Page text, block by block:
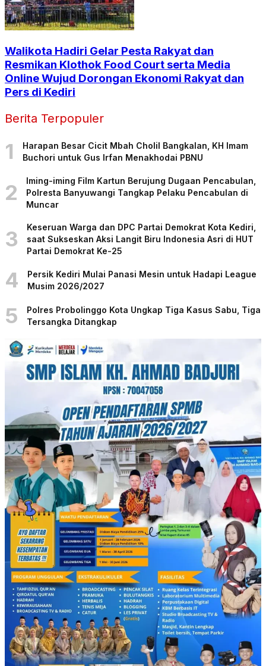
Walikota Hadiri Gelar Pesta Rakyat dan
Resmikan Klothok Food Court serta Media
Online Wujud Dorongan Ekonomi Rakyat dan
Pers di Kediri
Berita Terpopuler
1
Harapan Besar Cicit Mbah Cholil Bangkalan, KH Imam
Buchori untuk Gus Irfan Menakhodai PBNU
2
Iming-iming Film Kartun Berujung Dugaan Pencabulan,
Polresta Banyuwangi Tangkap Pelaku Pencabulan di
Muncar
3
Keseruan Warga dan DPC Partai Demokrat Kota Kediri,
saat Sukseskan Aksi Langit Biru Indonesia Asri di HUT
Partai Demokrat Ke-25
4
Persik Kediri Mulai Panasi Mesin untuk Hadapi League
Musim 2026/2027
5
Polres Probolinggo Kota Ungkap Tiga Kasus Sabu, Tiga
Tersangka Ditangkap